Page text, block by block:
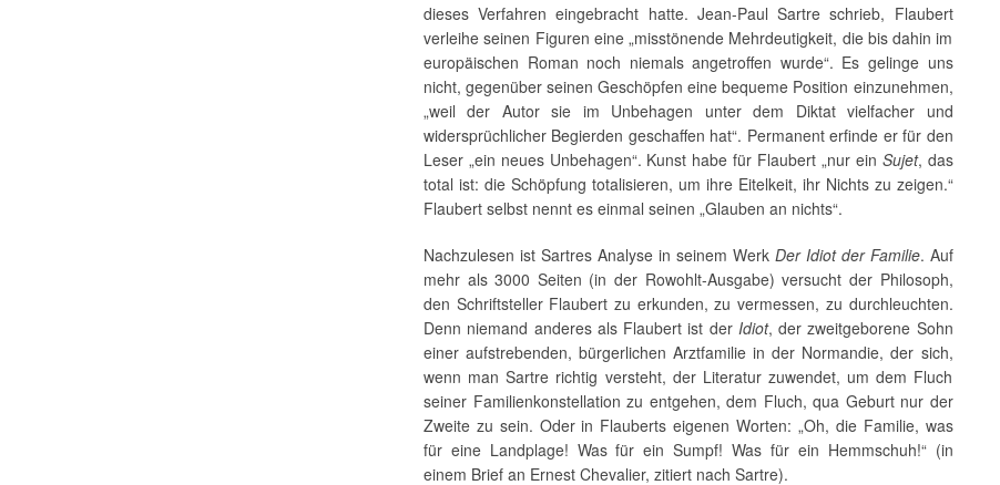
dieses Verfahren eingebracht hatte. Jean-Paul Sartre schrieb, Flaubert
verleihe seinen Figuren eine „misstönende Mehrdeutigkeit, die bis dahin im
europäischen Roman noch niemals angetroffen wurde“. Es gelinge uns
nicht, gegenüber seinen Geschöpfen eine bequeme Position einzunehmen,
„weil der Autor sie im Unbehagen unter dem Diktat vielfacher und
widersprüchlicher Begierden geschaffen hat“. Permanent erfinde er für den
Leser „ein neues Unbehagen“. Kunst habe für Flaubert „nur ein Sujet, das
total ist: die Schöpfung totalisieren, um ihre Eitelkeit, ihr Nichts zu zeigen.“
Flaubert selbst nennt es einmal seinen „Glauben an nichts“.
Nachzulesen ist Sartres Analyse in seinem Werk Der Idiot der Familie. Auf
mehr als 3000 Seiten (in der Rowohlt-Ausgabe) versucht der Philosoph,
den Schriftsteller Flaubert zu erkunden, zu vermessen, zu durchleuchten.
Denn niemand anderes als Flaubert ist der Idiot, der zweitgeborene Sohn
einer aufstrebenden, bürgerlichen Arztfamilie in der Normandie, der sich,
wenn man Sartre richtig versteht, der Literatur zuwendet, um dem Fluch
seiner Familienkonstellation zu entgehen, dem Fluch, qua Geburt nur der
Zweite zu sein. Oder in Flauberts eigenen Worten: „Oh, die Familie, was
für eine Landplage! Was für ein Sumpf! Was für ein Hemmschuh!“ (in
einem Brief an Ernest Chevalier, zitiert nach Sartre).